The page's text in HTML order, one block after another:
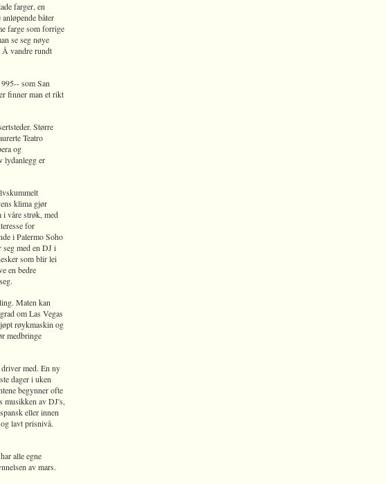
farger, en
båter
farge som forrige
se seg nøye
Å vandre rundt
som San
finner man et rikt
Større
Teatro
og
lydanlegg er
klima gjør
i våre strøk, med
for
i Palermo Soho
med en DJ i
som blir lei
en bedre
Maten kan
om Las Vegas
røykmaskin og
medbringe
med. En ny
dager i uken
begynner ofte
musikken av DJ's,
eller innen
lavt prisnivå.
alle egne
av mars.